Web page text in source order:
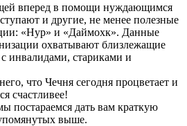
вперед в помощи нуждающимся
и другие, не менее полезные
«Нур» и «Даймохк». Данные
охватывают близлежащие
инвалидами, стариками и
что Чечня сегодня процветает и
счастливее!
постараемся дать вам краткую
выше.